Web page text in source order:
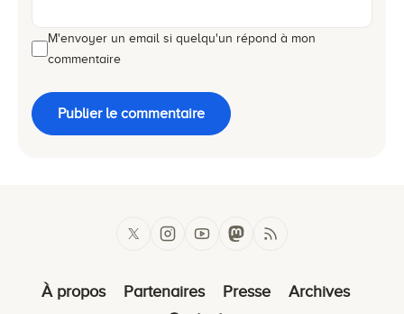
M'envoyer un email si quelqu'un répond à mon
commentaire
Publier le commentaire
À propos Partenaires Presse
Archives